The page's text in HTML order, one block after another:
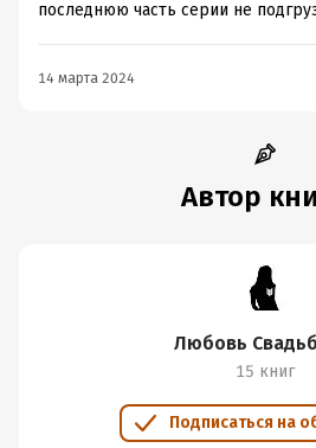
последнюю часть серии не
14 марта 2024
Автор
Любовь
15 книг
Подписаться на